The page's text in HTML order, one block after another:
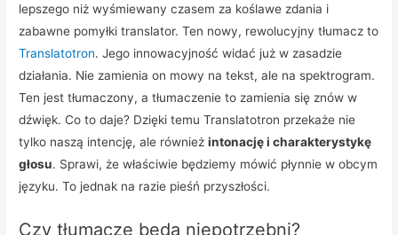
lepszego niż wyśmiewany czasem za koślawe zdania i
zabawne pomyłki translator. Ten nowy, rewolucyjny tłumacz to
Translatotron. Jego innowacyjność widać już w zasadzie
działania. Nie zamienia on mowy na tekst, ale na spektrogram.
Ten jest tłumaczony, a tłumaczenie to zamienia się znów w
dźwięk. Co to daje? Dzięki temu Translatotron przekaże nie
tylko naszą intencję, ale równieżintonację i charakterystykę
głosu. Sprawi, że właściwie będziemy mówić płynnie w obcym
języku. To jednak na razie pieśń przyszłości.
Czy tłumacze będą niepotrzebni?